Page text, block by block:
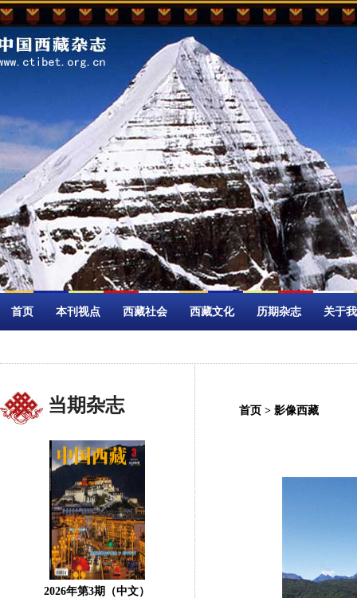
首页 本刊视点 西藏社会 西藏文化 历期杂志 关于
当期杂志
2026年第3期（中文）
首页 > 影像西藏